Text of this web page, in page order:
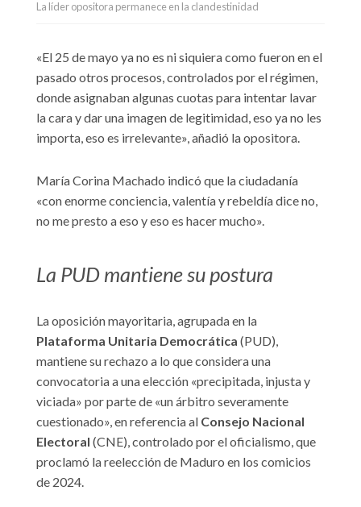
La líder opositora permanece en la clandestinidad
«El 25 de mayo ya no es ni siquiera como fueron en el
pasado otros procesos, controlados por el régimen,
donde asignaban algunas cuotas para intentar lavar
la cara y dar una imagen de legitimidad, eso ya no les
importa, eso es irrelevante», añadió la opositora.
María Corina Machado indicó que la ciudadanía
«con enorme conciencia, valentía y rebeldía dice no,
no me presto a eso y eso es hacer mucho».
La PUD mantiene su postura
La oposición mayoritaria, agrupada en la
Plataforma Unitaria Democrática (PUD),
mantiene su rechazo a lo que considera una
convocatoria a una elección «precipitada, injusta y
viciada» por parte de «un árbitro severamente
cuestionado», en referencia al Consejo Nacional
Electoral (CNE), controlado por el oficialismo, que
proclamó la reelección de Maduro en los comicios
de 2024.